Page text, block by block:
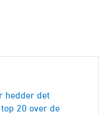
hedder det
20 over de